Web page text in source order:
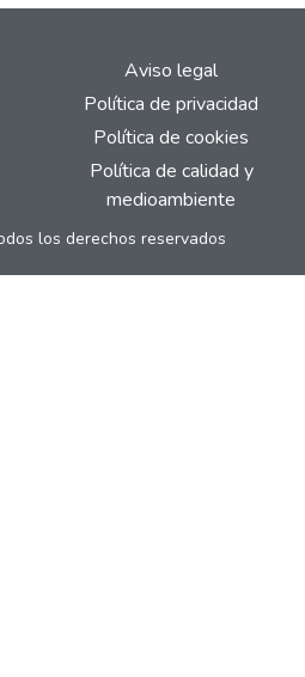
Aviso legal
Política de privacidad
Política de cookies
Política de calidad y
medioambiente
los derechos reservados